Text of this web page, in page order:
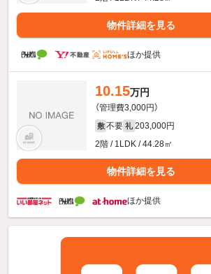
物件詳細を見る
ほか提供
10.15万円
（管理費3,000円）
敷 不要 礼 203,000円
2階 / 1LDK / 44.28㎡
物件詳細を見る
ほか提供